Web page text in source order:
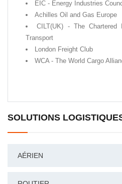
EIC - Energy Industries
Achilles Oil and Gas Europe
CILT(UK) - The
Transport
London Freight Club
WCA - The World Cargo
SOLUTIONS
AÉRIEN